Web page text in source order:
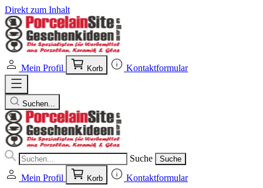
Direkt zum Inhalt
Mein Profil Korb Kontaktformular
Suchen...
Suche Suche
Mein Profil Korb Kontaktformular